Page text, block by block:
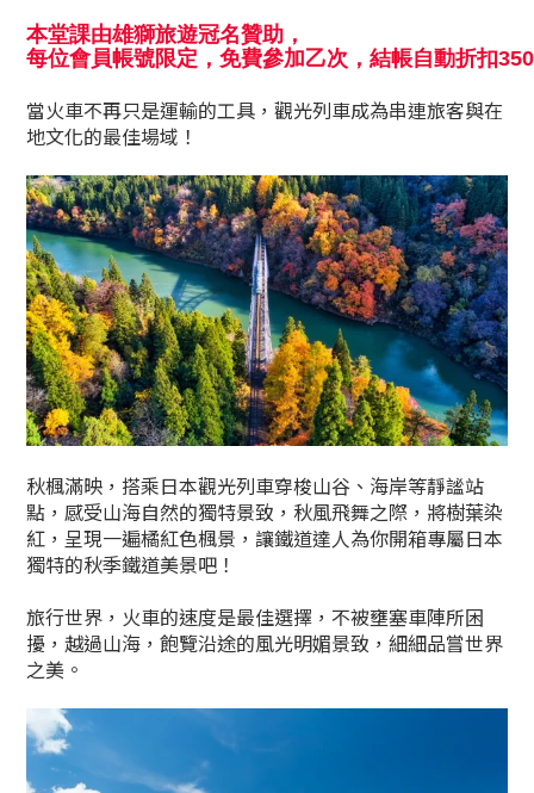
本堂課由雄獅旅遊冠名贊助，
每位會員帳號限定，免費參加乙次，結帳自動折扣
當火車不再只是運輸的工具，觀光列車成為串連旅客與在
地文化的最佳場域！
秋楓滿映，搭乘日本觀光列車穿梭山谷、海岸等靜謐站
點，感受山海自然的獨特景致，秋風飛舞之際，將樹葉染
紅，呈現一遍橘紅色楓景，讓鐵道達人為你開箱專屬日本
獨特的秋季鐵道美景吧！
旅行世界，火車的速度是最佳選擇，不被壅塞車陣所困
擾，越過山海，飽覽沿途的風光明媚景致，細細品嘗世界
之美。